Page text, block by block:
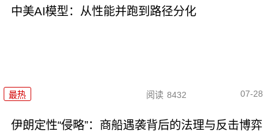
中美AI模型：从性能并跑到路径分化
最热 阅读 8432 07-28
伊朗定性“侵略”：商船遇袭背后的法理与反击博弈